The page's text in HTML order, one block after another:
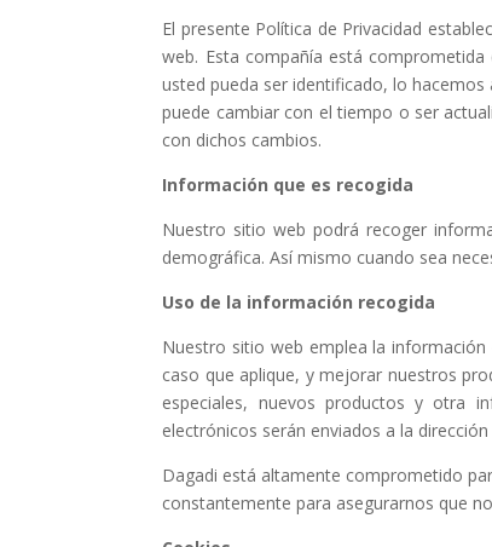
El presente Política de Privacidad
web. Esta compañía está
usted pueda ser identificado, lo
puede cambiar con el tiempo o ser
con dichos cambios.
Información que es recogida
Nuestro sitio web podrá recoger
demográfica. Así mismo cuando sea
Uso de la información recogida
Nuestro sitio web emplea la
caso que aplique, y mejorar nuestros
especiales, nuevos productos y otra
electrónicos serán enviados a la
Dagadi está altamente comprometido
constantemente para asegurarnos que